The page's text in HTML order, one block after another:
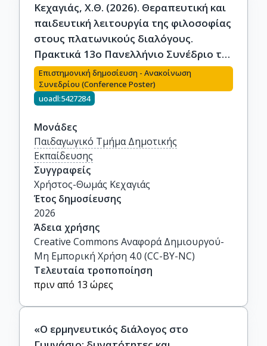
Κεχαγιάς, Χ.Θ. (2026). Θεραπευτική και
παιδευτική λειτουργία της φιλοσοφίας
στους πλατωνικούς διαλόγους.
Πρακτικά 13ο Πανελλήνιο Συνέδριο της
Παιδαγωγικής Εταιρείας Ελλάδος,
1134-1149.
Επιστημονική δημοσίευση - Ανακοίνωση
Συνεδρίου (Conference Poster)
uoadl:5427284
Μονάδες
Παιδαγωγικό Τμήμα Δημοτικής
Εκπαίδευσης
Συγγραφείς
Χρήστος-Θωμάς Κεχαγιάς
Έτος δημοσίευσης
2026
Άδεια χρήσης
Creative Commons Αναφορά Δημιουργού-
Μη Εμπορική Χρήση 4.0 (CC-BY-NC)
Τελευταία τροποποίηση
πριν από 13 ώρες
«Ο ερμηνευτικός διάλογος στο